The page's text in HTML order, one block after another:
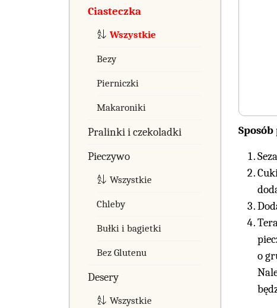
Ciasteczka
Wszystkie
Bezy
Pierniczki
Makaroniki
Pralinki i czekoladki
Pieczywo
Wszystkie
Chleby
Bułki i bagietki
Bez Glutenu
Desery
Wszystkie
o